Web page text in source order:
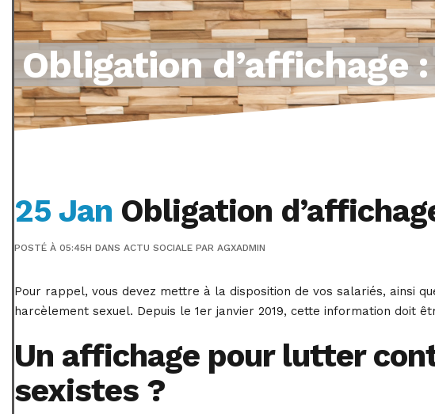
Obligation d’affichage
25 Jan Obligation
POSTÉ À 05:45H DANS ACTU SOCIALE PAR AGXADMIN
Pour rappel, vous devez mettre à la disposition de vos salariés, ainsi
harcèlement sexuel. Depuis le 1er janvier 2019, cette information doit
Un affichage pour lutter
sexistes ?